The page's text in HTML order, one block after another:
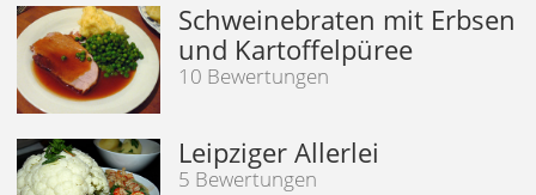
Schweinebraten mit Erbsen
und Kartoffelpüree
10 Bewertungen
Leipziger Allerlei
5 Bewertungen